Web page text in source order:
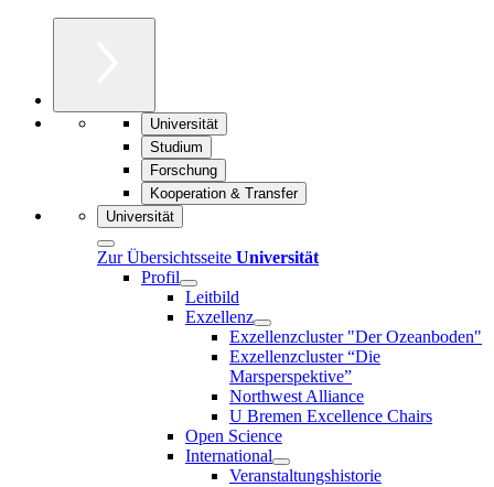
Universität
Studium
Forschung
Kooperation & Transfer
Universität
Zur Übersichtsseite Universität
Profil
Leitbild
Exzellenz
Exzellenzcluster "Der Ozeanboden"
Exzellenzcluster “Die
Marsperspektive”
Northwest Alliance
U Bremen Excellence Chairs
Open Science
International
Veranstaltungshistorie